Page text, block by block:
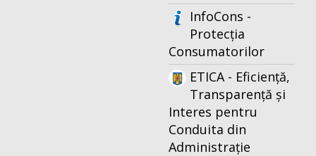
InfoCons -
Protecția
Consumatorilor
ETICA - Eficiență,
Transparență și
Interes pentru
Conduita din
Administrație